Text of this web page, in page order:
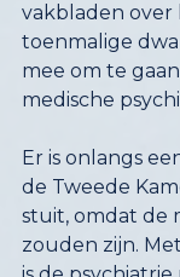
medische
Er is onlangs
de Tweede
stuit, omdat
zouden zijn. is
De
is
een
van
het